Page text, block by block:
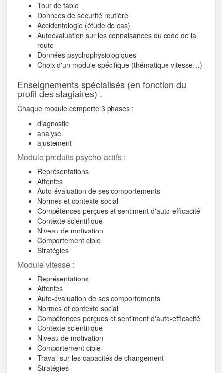
Tour de table
Données de sécurité routière
Accidentologie (étude de cas)
Autoévaluation sur les connaisances du code de la
route
Données psychophysiologiques
Choix d'un module spécifique (thématique vitesse…)
Enseignements spécialisés (en fonction du
profil des stagiaires) :
Chaque module comporte 3 phases :
diagnostic
analyse
ajustement
Module produits psycho-actifs :
Représentations
Attentes
Auto-évaluation de ses comportements
Normes et contexte social
Compétences perçues et sentiment d'auto-efficacité
Contexte scientifique
Niveau de motivation
Comportement cible
Stratégies
Module vitesse :
Représentations
Attentes
Auto-évaluation de ses comportements
Normes et contexte social
Compétences perçues et sentiment d'auto-efficacité
Contexte scientifique
Niveau de motivation
Comportement cible
Travail sur les capacités de changement
Stratégies